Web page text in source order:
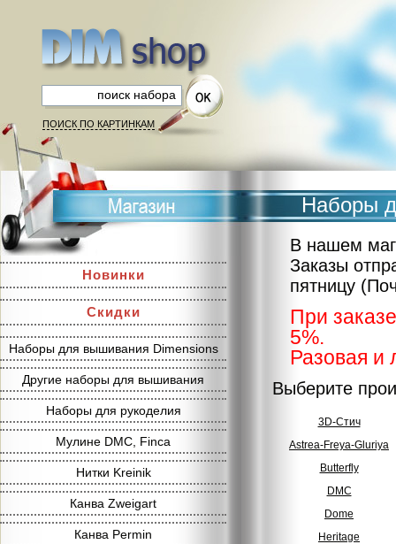
ПОИСК ПО КАРТИНКАМ
Новинки
Скидки
Наборы для вышивания Dimensions
Другие наборы для вышивания
Наборы для рукоделия
Мулине DMC, Finca
Нитки Kreinik
Канва Zweigart
Канва Permin
Наборы
В нашем
Заказы
пятницу
При
5%.
Разовая и
Выберите
3D-Стич
Astrea-Freya-Gluriya
Butterfly
DMC
Dome
Heritage